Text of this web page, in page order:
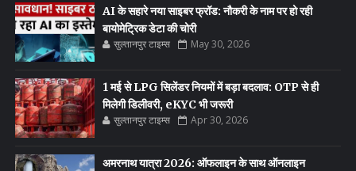
AI के सहारे नया साइबर फ्रॉड: नौकरी के नाम पर हो रही
बायोमेट्रिक डेटा की चोरी
सुल्तानपुर टाइम्स May 30, 2026
1 मई से LPG सिलेंडर नियमों में बड़ा बदलाव: OTP से ही
मिलेगी डिलीवरी, eKYC भी जरूरी
सुल्तानपुर टाइम्स Apr 30, 2026
अमरनाथ यात्रा 2026: ऑफलाइन के साथ ऑनलाइन